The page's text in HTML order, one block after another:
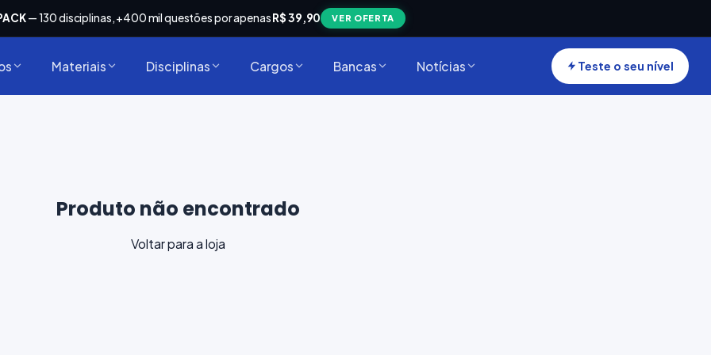
— 130 disciplinas, +400 mil questões por apenasR$ 39,90 VER OFERTA
Materiais Disciplinas Cargos Bancas Notícias Teste o seu nível
Produto não encontrado
Voltar para a loja